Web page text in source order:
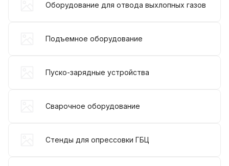
Оборудование для отвода выхлопных газов
Подъемное оборудование
Пуско-зарядные устройства
Сварочное оборудование
Стенды для опрессовки ГБЦ